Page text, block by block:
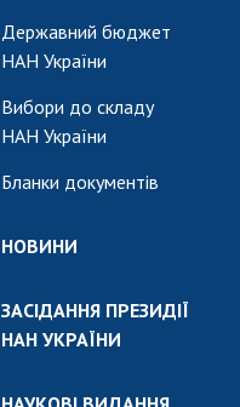
Державний бюджет
НАН України
Вибори до складу
НАН України
Бланки документів
НОВИНИ
ЗАСІДАННЯ ПРЕЗИДІЇ
НАН УКРАЇНИ